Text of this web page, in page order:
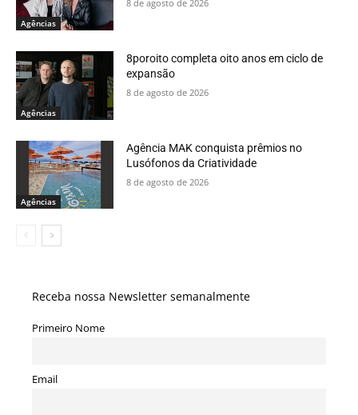
Agências
8 de agosto de 2026
Agências
8poroito completa oito anos em ciclo de
expansão
8 de agosto de 2026
Agências
Agência MAK conquista prêmios no
Lusófonos da Criatividade
8 de agosto de 2026
Receba nossa Newsletter semanalmente
Primeiro Nome
Email